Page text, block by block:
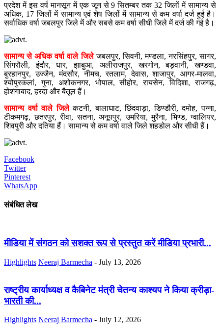
प्रदेश में इस वर्ष मानसून में एक जून से 9 सितम्बर तक 32 जिलों में सामान्य से
अधिक, 17 जिलों में सामान्य एवं शेष जिलों में सामान्य से कम वर्षा दर्ज हुई है।
सर्वाधिक वर्षा जबलपुर जिले में और सबसे कम वर्षा सीधी जिले में दर्ज की गई है।
सामान्य से अधिक वर्षा वाले जिलेजबलपुर, सिवनी, मण्डला, नरसिंहपुर, सागर,
सिंगरौली, इंदौर, धार, झाबुआ, अलीराजपुर, खरगोन, बड़वानी, खण्डवा,
बुरहानपुर, उज्जैन, मंदसौर, नीमच, रतलाम, देवास, शाजापुर, आगर-मालवा,
श्योपुरकलां, गुना, अशोकनगर, भोपाल, सीहोर, रायसेन, विदिशा, राजगढ़,
होशंगाबाद, हरदा और बैतूल हैं।
सामान्य वर्षा वाले जिलेकटनी, बालाघाट, छिंदवाड़ा, डिण्डौरी, दमोह, पन्ना,
टीकमगढ़, छतरपुर, रीवा, सतना, अनूपपुर, उमरिया, मुरैना, भिण्ड, ग्वालियर,
शिवपुरी और दतिया हैं। सामान्य से कम वर्षा वाले जिले शहडोल और सीधी हैं।
Facebook
Twitter
Pinterest
WhatsApp
संबंधित लेख
मीडिया में संगठन को सशक्त रूप से प्रस्तुत करें मीडिया प्रभारी...
Highlights Neeraj Barmecha - July 13, 2026
राष्ट्रीय कार्याध्यक्ष व कैबिनेट मंत्री चेतन्य काश्यप ने किया क्रीड़ा-
भारती की...
Highlights Neeraj Barmecha - July 12, 2026